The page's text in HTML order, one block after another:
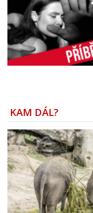
KAM DÁL?